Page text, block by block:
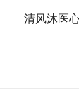
清风沐医